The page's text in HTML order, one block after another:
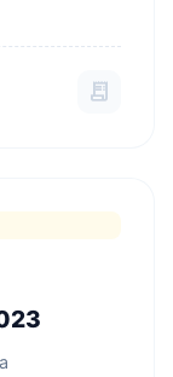
receipt_long